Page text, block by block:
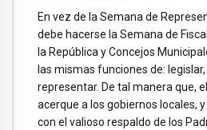
En vez de la Semana de
debe hacerse la Semana de
la República y Concejos
las mismas funciones de:
representar. De tal manera que,
acerque a los gobiernos locales,
con el valioso respaldo de los